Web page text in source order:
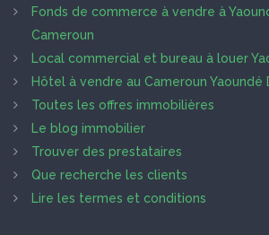
Fonds de commerce à vendre à
Cameroun
Local commercial et bureau à louer
Hôtel à vendre au Cameroun Yaoundé
Toutes les offres immobilières
Le blog immobilier
Trouver des prestataires
Que recherche les clients
Lire les termes et conditions